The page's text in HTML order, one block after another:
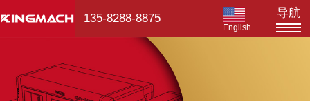
135-8288-8875
English
导航